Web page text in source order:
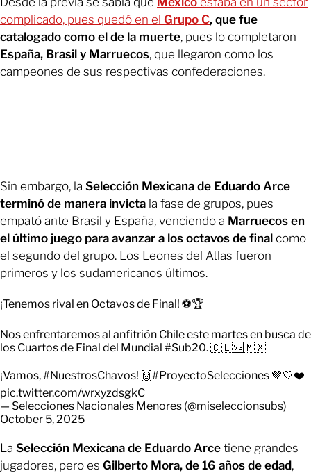
complicado, pues quedó en el Grupo C, que fue
catalogado como el de la muerte, pues lo completaron
España, Brasil y Marruecos, que llegaron como los
campeones de sus respectivas confederaciones.
Sin embargo, la Selección Mexicana de Eduardo Arce
terminó de manera invicta la fase de grupos, pues
empató ante Brasil y España, venciendo a Marruecos en
el último juego para avanzar a los octavos de final como
el segundo del grupo. Los Leones del Atlas fueron
primeros y los sudamericanos últimos.
¡Tenemos rival en Octavos de Final! ⚽🏆
Nos enfrentaremos al anfitrión Chile este martes en busca de
los Cuartos de Final del Mundial #Sub20. 🇨🇱🆚🇲🇽
¡Vamos,#NuestrosChavos! 🙌#ProyectoSelecciones 💚🤍❤️
pic.twitter.com/wrxyzdsgkC
— Selecciones Nacionales Menores (@miseleccionsubs)
October 5, 2025
La Selección Mexicana de Eduardo Arce tiene grandes
jugadores, pero es Gilberto Mora, de 16 años de edad,